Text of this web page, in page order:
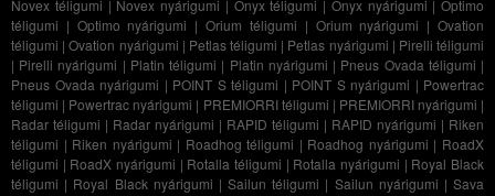
Novex téligumi | Novex nyárigumi | Onyx téligumi | Onyx nyárigumi | Optimo
téligumi | Optimo nyárigumi |Orium téligumi | Orium nyárigumi |Ovation
téligumi |Ovation nyárigumi | Petlas téligumi | Petlas nyárigumi | Pirelli téligumi
| Pirelli nyárigumi | Platin téligumi | Platin nyárigumi | Pneus Ovada téligumi |
Pneus Ovada nyárigumi | POINT S téligumi | POINT S nyárigumi | Powertrac
téligumi | Powertrac nyárigumi | PREMIORRI téligumi | PREMIORRI nyárigumi |
Radar téligumi | Radar nyárigumi | RAPID téligumi | RAPID nyárigumi | Riken
téligumi | Riken nyárigumi | Roadhog téligumi | Roadhog nyárigumi | RoadX
téligumi | RoadX nyárigumi | Rotalla téligumi | Rotalla nyárigumi | Royal Black
téligumi | Royal Black nyárigumi |Sailun téligumi | Sailun nyárigumi |Sava